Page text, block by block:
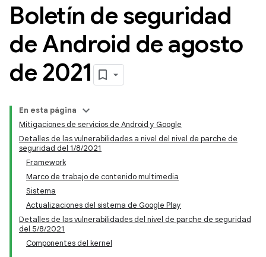
Boletín de seguridad
de Android de agosto
de 2021
En esta página
Mitigaciones de servicios de Android y Google
Detalles de las vulnerabilidades a nivel del nivel de parche de
seguridad del 1/8/2021
Framework
Marco de trabajo de contenido multimedia
Sistema
Actualizaciones del sistema de Google Play
Detalles de las vulnerabilidades del nivel de parche de seguridad
del 5/8/2021
Componentes del kernel